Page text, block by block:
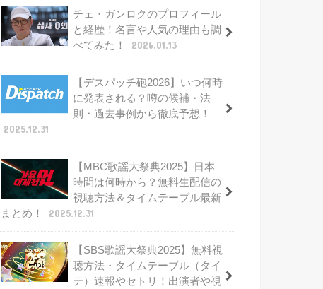
チェ・ガンロクのプロフィール
と経歴！名言や人気の理由も調
べてみた！
2026.01.13
【デスパッチ砲2026】いつ何時
に発表される？噂の候補・法
則・過去事例から徹底予想！
2025.12.31
【MBC歌謡大祭典2025】日本
時間は何時から？無料生配信の
視聴方法＆タイムテーブル最新
まとめ！
2025.12.31
【SBS歌謡大祭典2025】無料視
聴方法・タイムテーブル（タイ
テ）速報やセトリ！出演者や視